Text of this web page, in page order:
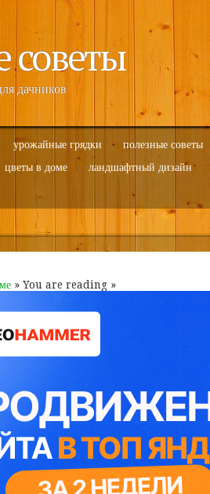
дачников
урожайные грядки
полезные советы
цветы в доме ландшафтный дизайн
» You are reading »